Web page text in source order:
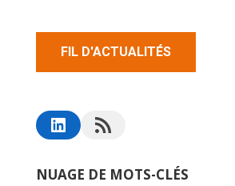
FIL D'ACTUALITÉS
NUAGE DE MOTS-CLÉS